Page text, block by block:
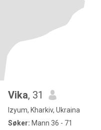
Vika, 31
Izyum, Kharkiv, Ukraina
Søker: Mann 36 - 71